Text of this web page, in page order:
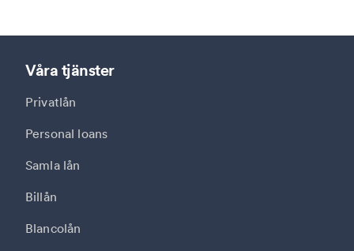
Våra tjänster
Privatlån
Personal loans
Samla lån
Billån
Blancolån